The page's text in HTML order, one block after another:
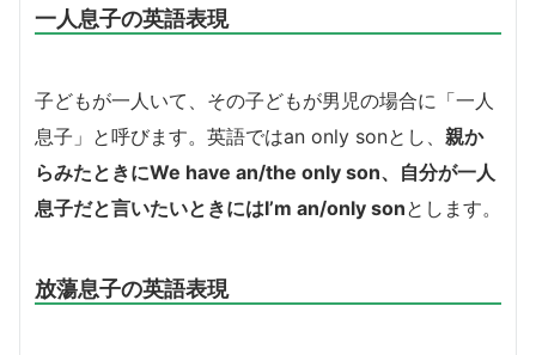
一人息子の英語表現
子どもが一人いて、その子どもが男児の場合に「一人
息子」と呼びます。英語ではan only sonとし、 親か
らみたときにWe have an/the only son、自分が一人
息子だと言いたいときにはI’m an/only sonとします。
放蕩息子の英語表現